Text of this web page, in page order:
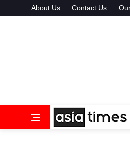
About Us Contact Us